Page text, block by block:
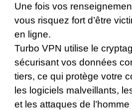
Une fois vos
vous risquez fort d’être
en ligne.
Turbo VPN utilise le
sécurisant vos données
tiers, ce qui protège votre
les logiciels malveillants,
et les attaques de